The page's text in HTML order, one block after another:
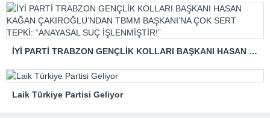
İYİ PARTİ TRABZON GENÇLİK KOLLARI BAŞKANI HASAN KAĞAN ÇAKIROĞLU’NDAN TBMM BAŞKANI’NA ÇOK SERT TEPKİ: “ANAYASAL SUÇ İŞLENMİŞTİR!”
Laik Türkiye Partisi Geliyor